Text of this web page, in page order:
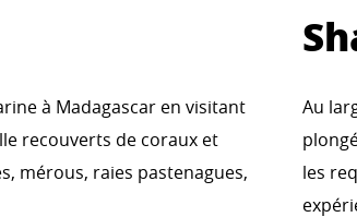
à Madagascar en visitant
recouverts de coraux et
mérous, raies pastenagues,
Au
les